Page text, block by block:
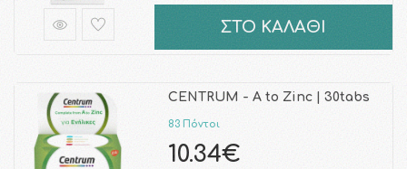
ΣΤΟ ΚΑΛΑΘΙ
CENTRUM - A to Zinc | 30tabs
83 Πόντοι
10.34€